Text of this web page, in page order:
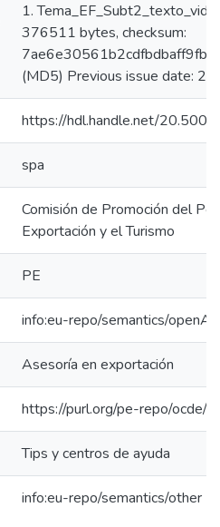
1.
376511 bytes, checksum:
(MD5) Previous issue date:
https://hdl.handle.net/
spa
Comisión de Promoción del
Exportación y el Turismo
PE
info:eu-repo/semantics/
Asesoría en exportación
https://purl.org/pe-repo/ocde/
Tips y centros de ayuda
info:eu-repo/semantics/other